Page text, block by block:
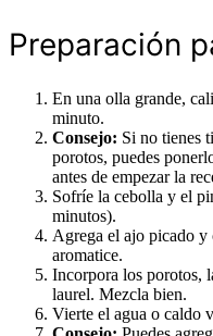
Preparación
En una olla grande,
minuto.
Consejo: Si no tienes
porotos, puedes
antes de empezar la
Sofríe la cebolla y el
minutos).
Agrega el ajo picado y
aromatice.
Incorpora los porotos,
laurel. Mezcla bien.
Vierte el agua o caldo